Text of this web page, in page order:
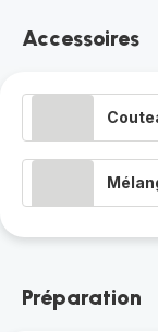
Accessoires
Préparation